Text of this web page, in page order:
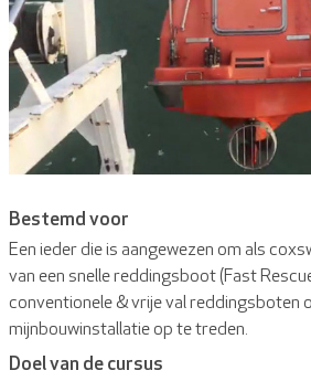
Bestemd voor
Een ieder die is aangewezen om als
van een snelle reddingsboot (Fast
conventionele & vrije val reddingsboten
mijnbouwinstallatie op te treden.
Doel van de cursus